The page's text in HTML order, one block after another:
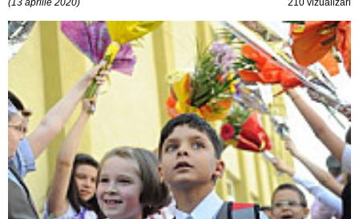
(13 aprilie 2020) 210 vizualizări